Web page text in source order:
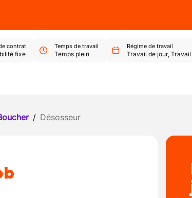
contrat
fixe
Temps de travail
Temps plein
Régime de travail
Travail de jour,
/ Désosseur